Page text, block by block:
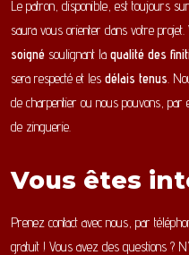
Le patron, disponible, est toujours
saura vous orienter dans votre
soigné soulignant la qualité des
sera respecté et les délais tenus .
de charpentier ou nous pouvons, par
de zinguerie.
Vous êtes
Prenez contact avec nous, par
gratuit ! Vous avez des questions ?